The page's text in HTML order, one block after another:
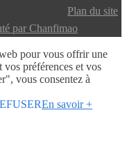
Plan du site
par Chanfimao
pour vous offrir une
vos préférences et vos
vous consentez à
En savoir +